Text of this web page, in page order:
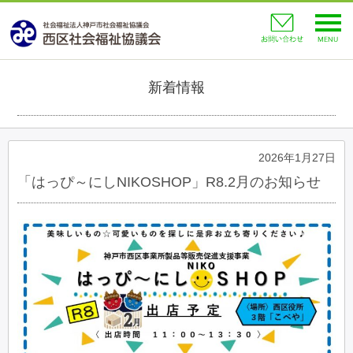
新着情報
2026年1月27日
「はっぴ～にしNIKOSHOP」R8.2月のお知らせ